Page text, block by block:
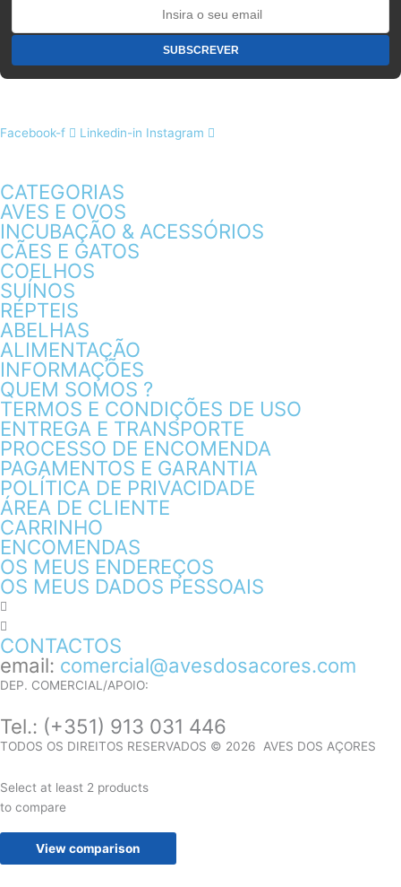
Facebook-f Linkedin-in Instagram
CATEGORIAS
AVES E OVOS
INCUBAÇÃO & ACESSÓRIOS
CÃES E GATOS
COELHOS
SUÍNOS
RÉPTEIS
ABELHAS
ALIMENTAÇÃO
INFORMAÇÕES
QUEM SOMOS ?
TERMOS E CONDIÇÕES DE USO
ENTREGA E TRANSPORTE
PROCESSO DE ENCOMENDA
PAGAMENTOS E GARANTIA
POLÍTICA DE PRIVACIDADE
ÁREA DE CLIENTE
CARRINHO
ENCOMENDAS
OS MEUS ENDEREÇOS
OS MEUS DADOS PESSOAIS
CONTACTOS
email: comercial@avesdosacores.com
DEP. COMERCIAL/APOIO:
Tel.: (+351) 913 031 446
TODOS OS DIREITOS RESERVADOS © 2026 AVES DOS AÇORES
Select at least 2 products
to compare
View comparison